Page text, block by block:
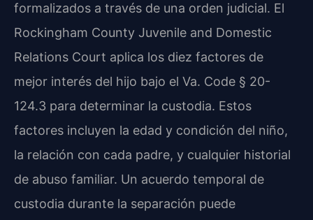
formalizados a través de una orden judicial. El
Rockingham County Juvenile and Domestic
Relations Court aplica los diez factores de
mejor interés del hijo bajo el Va. Code § 20-
124.3 para determinar la custodia. Estos
factores incluyen la edad y condición del niño,
la relación con cada padre, y cualquier historial
de abuso familiar. Un acuerdo temporal de
custodia durante la separación puede